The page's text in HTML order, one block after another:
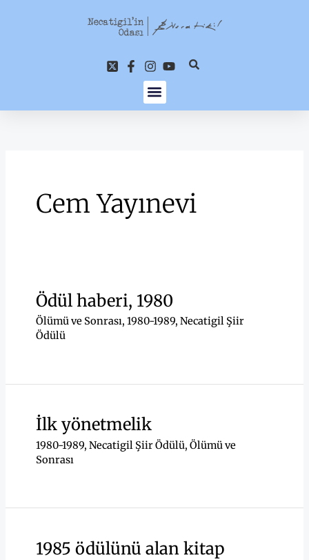
Cem Yayınevi
Ödül haberi, 1980
Ölümü ve Sonrası, 1980-1989, Necatigil Şiir
Ödülü
İlk yönetmelik
1980-1989, Necatigil Şiir Ödülü, Ölümü ve
Sonrası
1985 ödülünü alan kitap